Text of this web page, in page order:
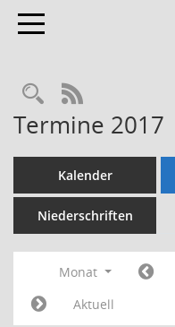
Toggle navigation
RSS-Feed
Termine 2017
Kalender
Niederschriften
Monat
Aktuell